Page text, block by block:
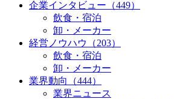
企業インタビュー（449）
飲食・宿泊
卸・メーカー
経営ノウハウ（203）
飲食・宿泊
卸・メーカー
業界動向（444）
業界ニュース